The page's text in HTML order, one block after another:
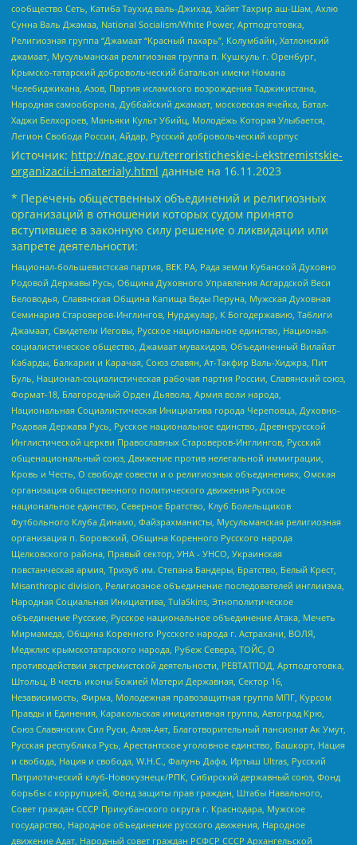
сообщество Сеть, Катиба Таухид валь-Джихад, Хайят Тахрир аш-Шам, Ахлю
Сунна Валь Джамаа, National Socialism/White Power, Артподготовка,
Религиозная группа “Джамаат “Красный пахарь”, Колумбайн, Хатлонский
джамаат, Мусульманская религиозная группа п. Кушкуль г. Оренбург,
Крымско-татарский добровольческий батальон имени Номана
Челебиджихана, Азов, Партия исламского возрождения Таджикистана,
Народная самооборона, Дуббайский джамаат, московская ячейка, Батал-
Хаджи Белхороев, Маньяки Культ Убийц, Молодёжь Которая Улыбается,
Легион Свобода России, Айдар, Русский добровольческий корпус
Источник: http://nac.gov.ru/terroristicheskie-i-ekstremistskie-
organizacii-i-materialy.html данные на 16.11.2023
* Перечень общественных объединений и религиозных
организаций в отношении которых судом принято
вступившее в законную силу решение о ликвидации или
запрете деятельности:
Национал-большевистская партия, ВЕК РА, Рада земли Кубанской Духовно
Родовой Державы Русь, Община Духовного Управления Асгардской Веси
Беловодья, Славянская Община Капища Веды Перуна, Мужская Духовная
Семинария Староверов-Инглингов, Нурджулар, К Богодержавию, Таблиги
Джамаат, Свидетели Иеговы, Русское национальное единство, Национал-
социалистическое общество, Джамаат мувахидов, Объединенный Вилайат
Кабарды, Балкарии и Карачая, Союз славян, Ат-Такфир Валь-Хиджра, Пит
Буль, Национал-социалистическая рабочая партия России, Славянский союз,
Формат-18, Благородный Орден Дьявола, Армия воли народа,
Национальная Социалистическая Инициатива города Череповца, Духовно-
Родовая Держава Русь, Русское национальное единство, Древнерусской
Инглистической церкви Православных Староверов-Инглингов, Русский
общенациональный союз, Движение против нелегальной иммиграции,
Кровь и Честь, О свободе совести и о религиозных объединениях, Омская
организация общественного политического движения Русское
национальное единство, Северное Братство, Клуб Болельщиков
Футбольного Клуба Динамо, Файзрахманисты, Мусульманская религиозная
организация п. Боровский, Община Коренного Русского народа
Щелковского района, Правый сектор, УНА - УНСО, Украинская
повстанческая армия, Тризуб им. Степана Бандеры, Братство, Белый Крест,
Misanthropic division, Религиозное объединение последователей инглиизма,
Народная Социальная Инициатива, TulaSkins, Этнополитическое
объединение Русские, Русское национальное объединение Атака, Мечеть
Мирмамеда, Община Коренного Русского народа г. Астрахани, ВОЛЯ,
Меджлис крымскотатарского народа, Рубеж Севера, ТОЙС, О
противодействии экстремистской деятельности, РЕВТАТПОД, Артподготовка,
Штольц, В честь иконы Божией Матери Державная, Сектор 16,
Независимость, Фирма, Молодежная правозащитная группа МПГ, Курсом
Правды и Единения, Каракольская инициативная группа, Автоград Крю,
Союз Славянских Сил Руси, Алля-Аят, Благотворительный пансионат Ак Умут,
Русская республика Русь, Арестантское уголовное единство, Башкорт, Нация
и свобода, Нация и свобода, W.H.С., Фалунь Дафа, Иртыш Ultras, Русский
Патриотический клуб-Новокузнецк/РПК, Сибирский державный союз, Фонд
борьбы с коррупцией, Фонд защиты прав граждан, Штабы Навального,
Совет граждан СССР Прикубанского округа г. Краснодара, Мужское
государство, Народное объединение русского движения, Народное
движение Адат, Народный совет граждан РСФСР СССР Архангельской